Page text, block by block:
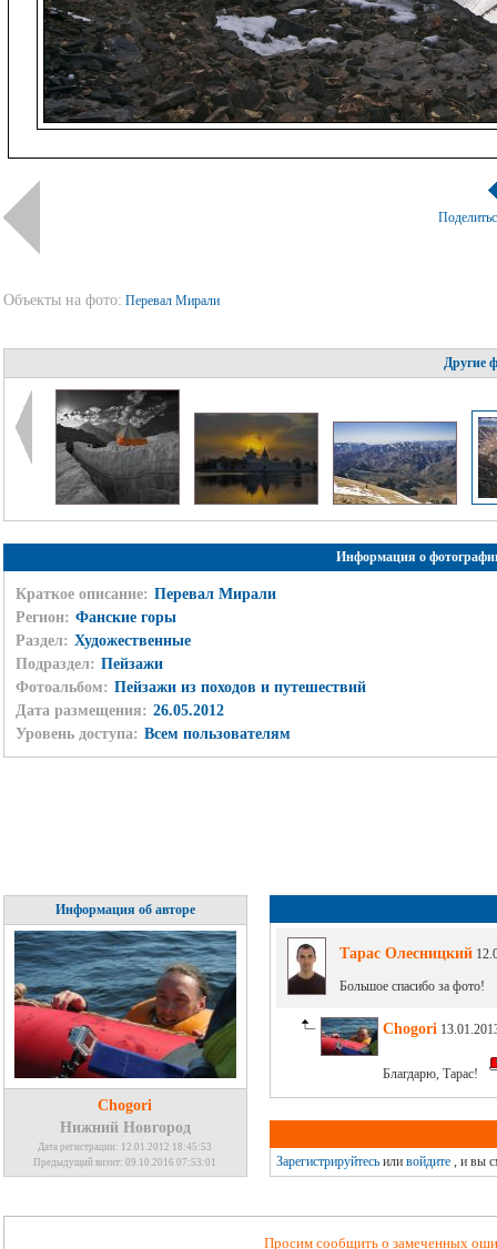
Объекты на фото: Перевал Мирали
Другие
Информация о
Краткое описание: Перевал Мирали
Регион: Фанские горы
Раздел: Художественные
Подраздел: Пейзажи
Фотоальбом: Пейзажи из походов и путешествий
Дата размещения: 26.05.2012
Уровень доступа: Всем пользователям
Информация об авторе
Chogori
Нижний Новгород
Дата регистрации: 12.01.2012 18:45:53
Предыдущий визит: 09.10.2016 07:53:01
Тарас Олесницкий
Большое спасибо за фото!
Chogori
Благдарю, Тарас!
Зарегистрируйтесьили войдите, и вы
Просим сообщить о замеченных